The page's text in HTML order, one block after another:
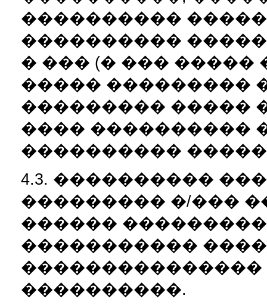
����������
����������
� ��� (� ���
����� ���������
��������� �����
���� ����������
����������
4.3. ����������
��������� �/���
������
�����������
���������������
����������.